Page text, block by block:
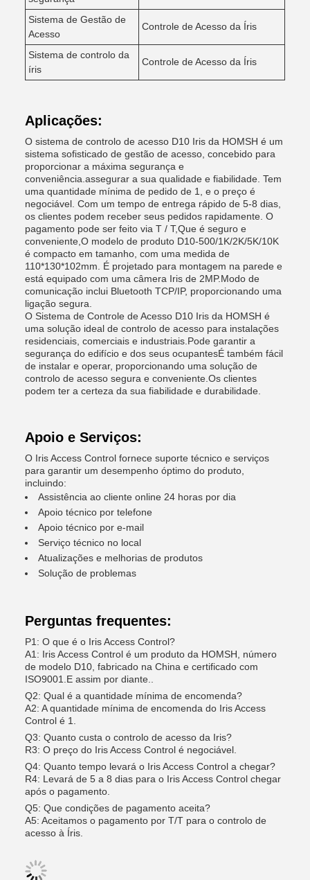
Sistema de Gestão de
Acesso
Controle de Acesso da Íris
Sistema de controlo da
íris
Controle de Acesso da Íris
Aplicações:
O sistema de controlo de acesso D10 Iris da HOMSH é um
sistema sofisticado de gestão de acesso, concebido para
proporcionar a máxima segurança e
conveniência.assegurar a sua qualidade e fiabilidade. Tem
uma quantidade mínima de pedido de 1, e o preço é
negociável. Com um tempo de entrega rápido de 5-8 dias,
os clientes podem receber seus pedidos rapidamente. O
pagamento pode ser feito via T / T,Que é seguro e
conveniente,O modelo de produto D10-500/1K/2K/5K/10K
é compacto em tamanho, com uma medida de
110*130*102mm. É projetado para montagem na parede e
está equipado com uma câmera Iris de 2MP.Modo de
comunicação inclui Bluetooth TCP/IP, proporcionando uma
ligação segura.
O Sistema de Controle de Acesso D10 Iris da HOMSH é
uma solução ideal de controlo de acesso para instalações
residenciais, comerciais e industriais.Pode garantir a
segurança do edifício e dos seus ocupantesÉ também fácil
de instalar e operar, proporcionando uma solução de
controlo de acesso segura e conveniente.Os clientes
podem ter a certeza da sua fiabilidade e durabilidade.
Apoio e Serviços:
O Iris Access Control fornece suporte técnico e serviços
para garantir um desempenho óptimo do produto,
incluindo:
Assistência ao cliente online 24 horas por dia
Apoio técnico por telefone
Apoio técnico por e-mail
Serviço técnico no local
Atualizações e melhorias de produtos
Solução de problemas
Perguntas frequentes:
P1: O que é o Iris Access Control?
A1: Iris Access Control é um produto da HOMSH, número
de modelo D10, fabricado na China e certificado com
ISO9001.E assim por diante..
Q2: Qual é a quantidade mínima de encomenda?
A2: A quantidade mínima de encomenda do Iris Access
Control é 1.
Q3: Quanto custa o controlo de acesso da Iris?
R3: O preço do Iris Access Control é negociável.
Q4: Quanto tempo levará o Iris Access Control a chegar?
R4: Levará de 5 a 8 dias para o Iris Access Control chegar
após o pagamento.
Q5: Que condições de pagamento aceita?
A5: Aceitamos o pagamento por T/T para o controlo de
acesso à Íris.